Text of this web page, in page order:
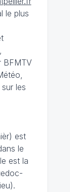
le plus
BFMTV
les
est
le
est la